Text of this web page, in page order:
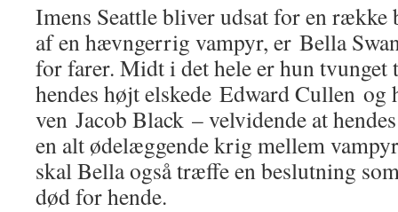
Imens Seattle bliver udsat for en
af en hævngerrig vampyr, er Bella
for farer. Midt i det hele er hun
hendes højt elskede Edward Cullen og
ven Jacob Black – velvidende at
en alt ødelæggende krig mellem
skal Bella også træffe en beslutning
død for hende.